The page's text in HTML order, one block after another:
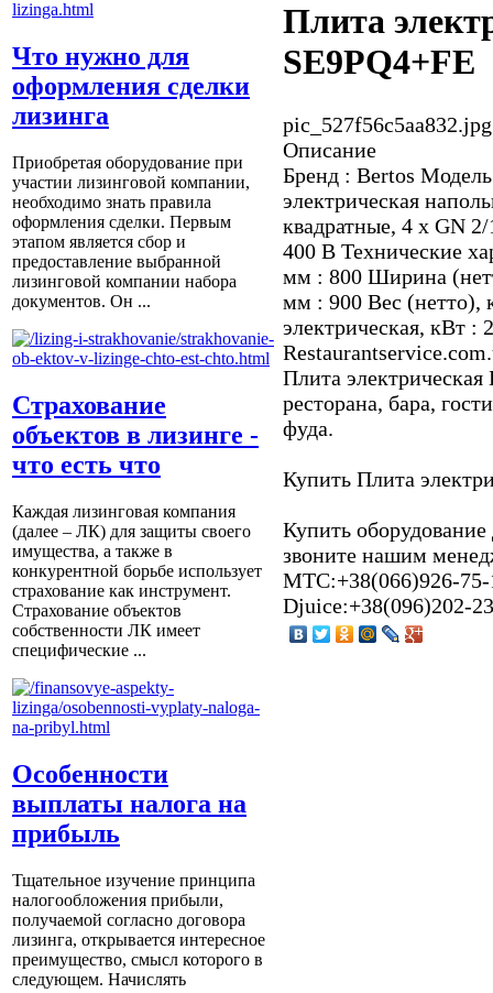
Что нужно для
оформления сделки
лизинга
Приобретая оборудование при
участии лизинговой компании,
необходимо знать правила
оформления сделки. Первым
этапом является сбор и
предоставление выбранной
лизинговой компании набора
документов. Он ...
Страхование
объектов в лизинге -
что есть что
Каждая лизинговая компания
(далее – ЛК) для защиты своего
имущества, а также в
конкурентной борьбе использует
страхование как инструмент.
Страхование объектов
собственности ЛК имеет
специфические ...
Особенности
выплаты налога на
прибыль
Тщательное изучение принципа
налогообложения прибыли,
получаемой согласно договора
лизинга, открывается интересное
преимущество, смысл которого в
следующем. Начислять
Плита
SE9PQ4+FE
pic_527f56c5aa832.jpg
Описание
Бренд : Bertos
электрическая
квадратные, 4 х GN
400 В Технические
мм : 800 Ширина
мм : 900 Вес (нетто),
электрическая, кВт :
Плита электрическая
ресторана, бара,
фуда.
Купить Плита
Купить оборудование
звоните нашим
МТС:+38(066)926-75-
Djuice:+38(096)202-